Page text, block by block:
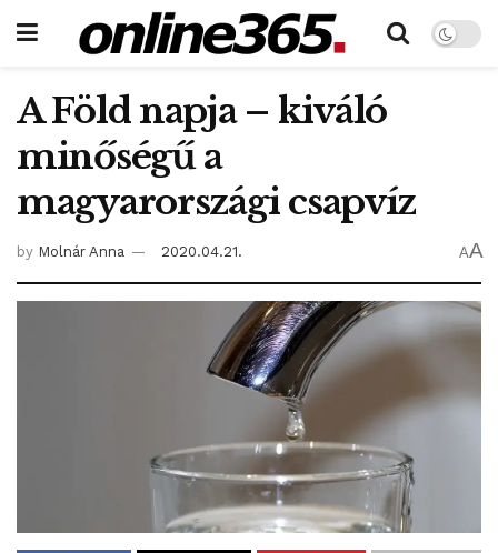
A Föld napja – kiváló
minőségű a
magyarországi csapvíz
by Molnár Anna 2020.04.21. AA